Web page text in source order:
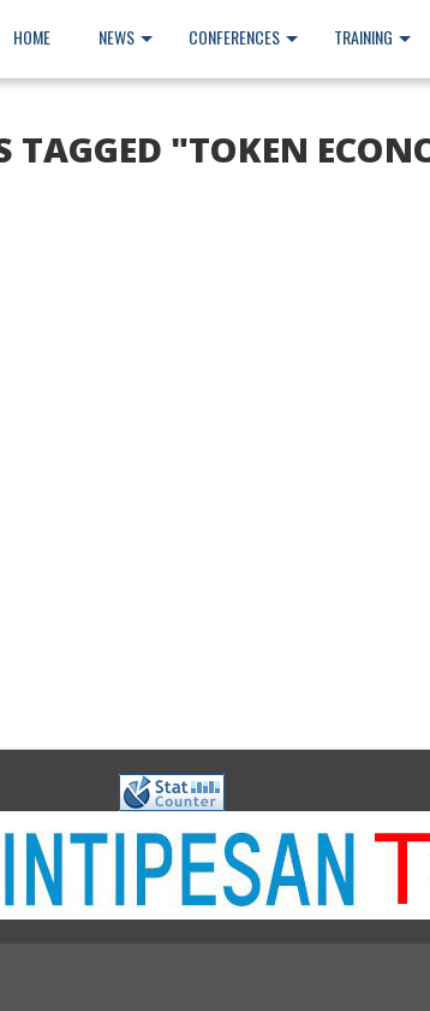
HOME NEWS CONFERENCES TRAINING
TAGGED "TOKEN